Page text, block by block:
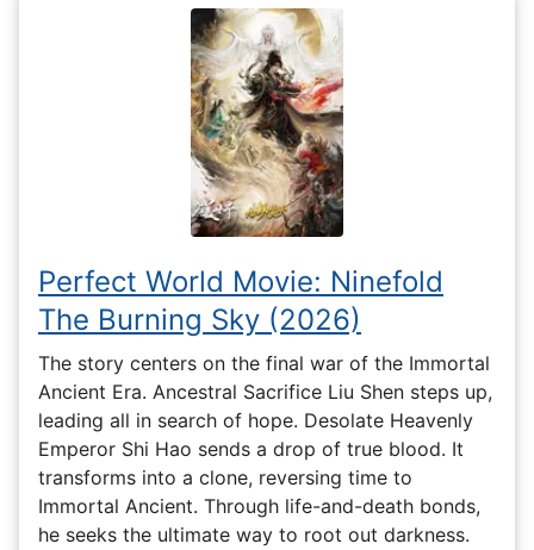
Perfect World Movie: Ninefold
The Burning Sky (2026)
The story centers on the final war of the Immortal
Ancient Era. Ancestral Sacrifice Liu Shen steps up,
leading all in search of hope. Desolate Heavenly
Emperor Shi Hao sends a drop of true blood. It
transforms into a clone, reversing time to
Immortal Ancient. Through life-and-death bonds,
he seeks the ultimate way to root out darkness.